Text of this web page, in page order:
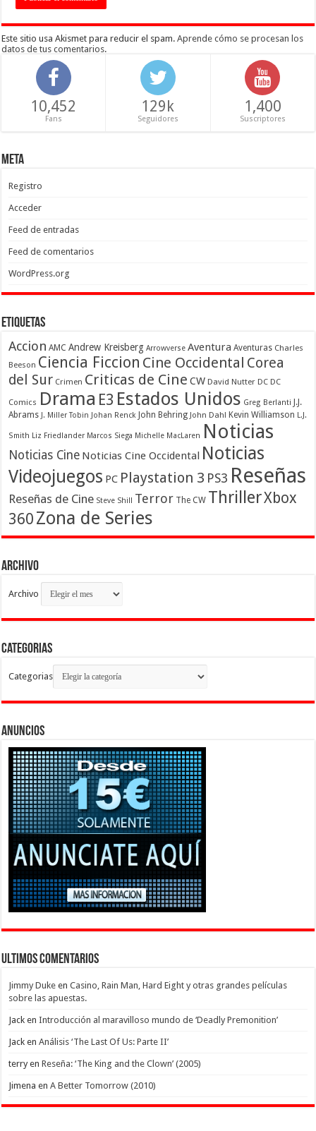
Este sitio usa Akismet para reducir el spam.Aprende cómo se procesan los
datos de tus comentarios.
10,452
Fans
129k
Seguidores
1,400
Suscriptores
Meta
Registro
Acceder
Feed de entradas
Feed de comentarios
WordPress.org
Etiquetas
Accion AMC Andrew Kreisberg Arrowverse Aventura Aventuras Charles
Beeson Ciencia Ficcion Cine Occidental Corea
del Sur Crimen Criticas de Cine CW David Nutter DC DC
Comics Drama E3 Estados Unidos Greg Berlanti
J.J.
Abrams J. Miller Tobin Johan Renck John Behring John Dahl Kevin Williamson L.J.
Smith Liz Friedlander Marcos Siega Michelle MacLaren Noticias
Noticias Cine Noticias Cine Occidental Noticias
Videojuegos PC Playstation 3 PS3 Reseñas
Reseñas de Cine Steve Shill Terror The CW ThrillerXbox
360 Zona de Series
Archivo
Archivo
Categorias
Categorias
Anuncios
Ultimos Comentarios
Jimmy Duke enCasino, Rain Man, Hard Eight y otras grandes películas
sobre las apuestas.
Jack enIntroducción al maravilloso mundo de ‘Deadly Premonition’
Jack enAnálisis ‘The Last Of Us: Parte II’
terryenReseña: ‘The King and the Clown’ (2005)
Jimena enA Better Tomorrow (2010)